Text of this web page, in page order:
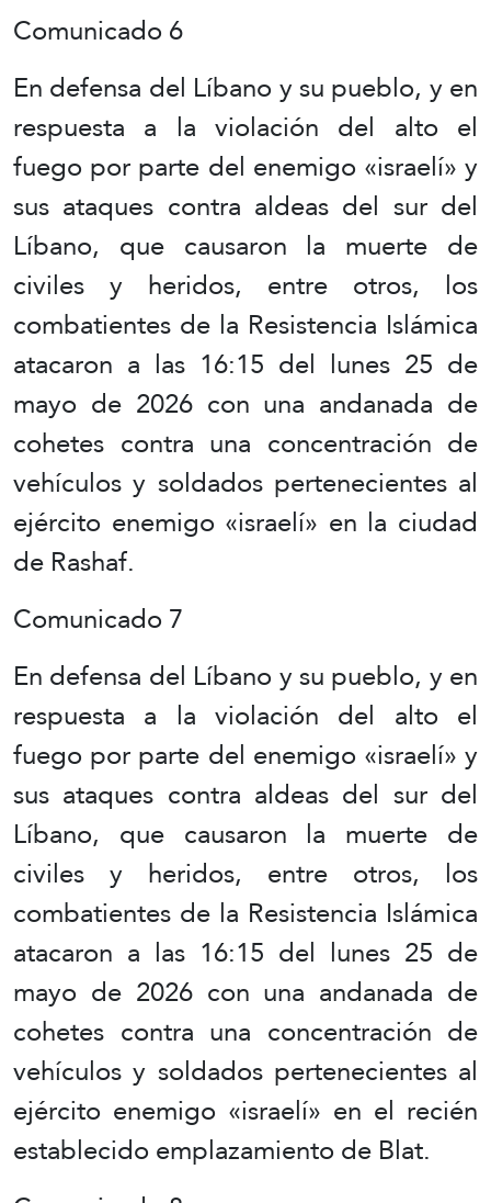
Comunicado 6
En defensa del Líbano y su pueblo, y en
respuesta a la violación del alto el
fuego por parte del enemigo «israelí» y
sus ataques contra aldeas del sur del
Líbano, que causaron la muerte de
civiles y heridos, entre otros, los
combatientes de la Resistencia Islámica
atacaron a las 16:15 del lunes 25 de
mayo de 2026 con una andanada de
cohetes contra una concentración de
vehículos y soldados pertenecientes al
ejército enemigo «israelí» en la ciudad
de Rashaf.
Comunicado 7
En defensa del Líbano y su pueblo, y en
respuesta a la violación del alto el
fuego por parte del enemigo «israelí» y
sus ataques contra aldeas del sur del
Líbano, que causaron la muerte de
civiles y heridos, entre otros, los
combatientes de la Resistencia Islámica
atacaron a las 16:15 del lunes 25 de
mayo de 2026 con una andanada de
cohetes contra una concentración de
vehículos y soldados pertenecientes al
ejército enemigo «israelí» en el recién
establecido emplazamiento de Blat.